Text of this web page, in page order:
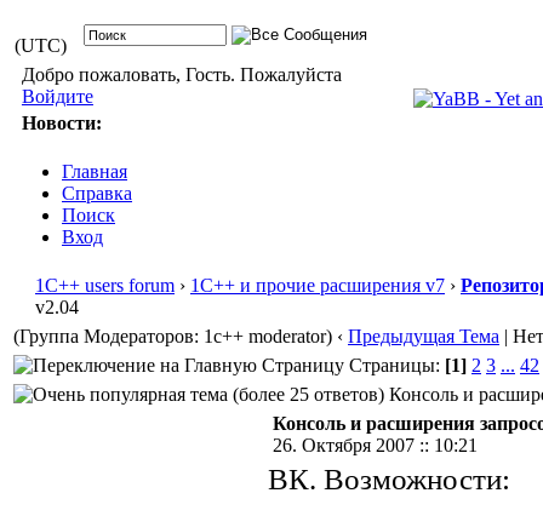
(UTC)
Добро пожаловать, Гость. Пожалуйста
Войдите
Новости:
Главная
Справка
Поиск
Вход
1С++ users forum › 1С++ и прочие расширения v7 ›
v2.04
(Группа Модераторов: 1c++ moderator) ‹ Предыдущая Тема |
Страницы: [1] 2 3 ... 42
Консоль и
Консоль и расширения
26. Октября 2007 :: 10:21
ВК. Возможности: